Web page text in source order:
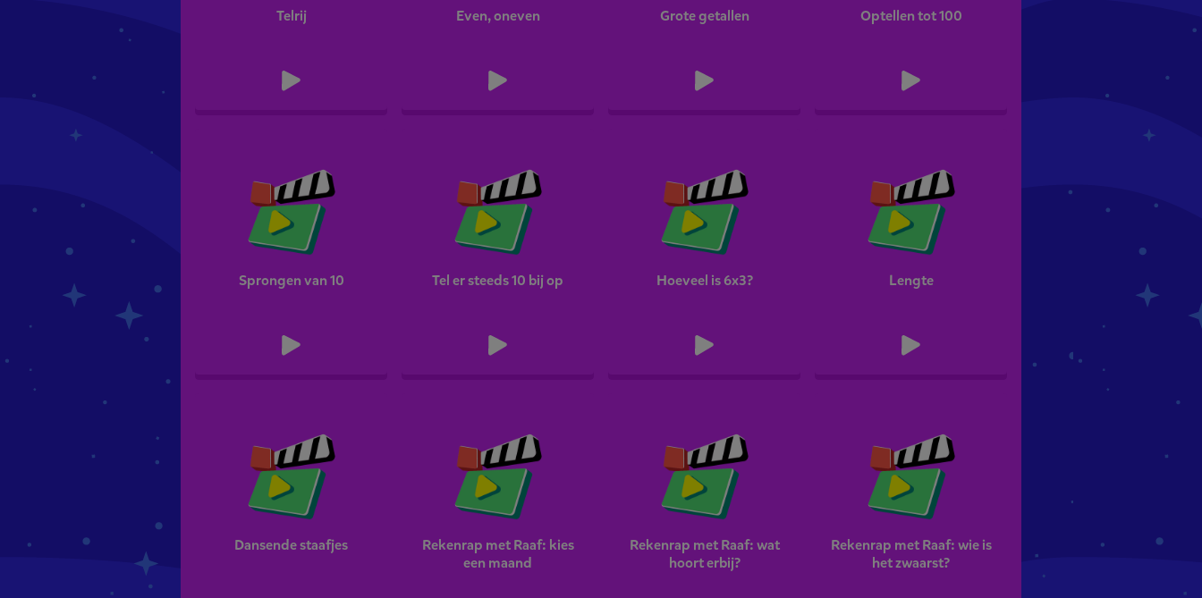
Telrij Even, oneven Grote getallen Optellen tot 100
Sprongen van 10 Tel er steeds 10 bij op Hoeveel is 6x3? Lengte
Dansende staafjes
Rekenrap met Raaf: kies
een maand
Rekenrap met Raaf: wat
hoort erbij?
Rekenrap met Raaf: wie is
het zwaarst?